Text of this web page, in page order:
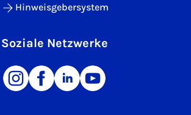
Hinweisgebersystem
Soziale Netzwerke